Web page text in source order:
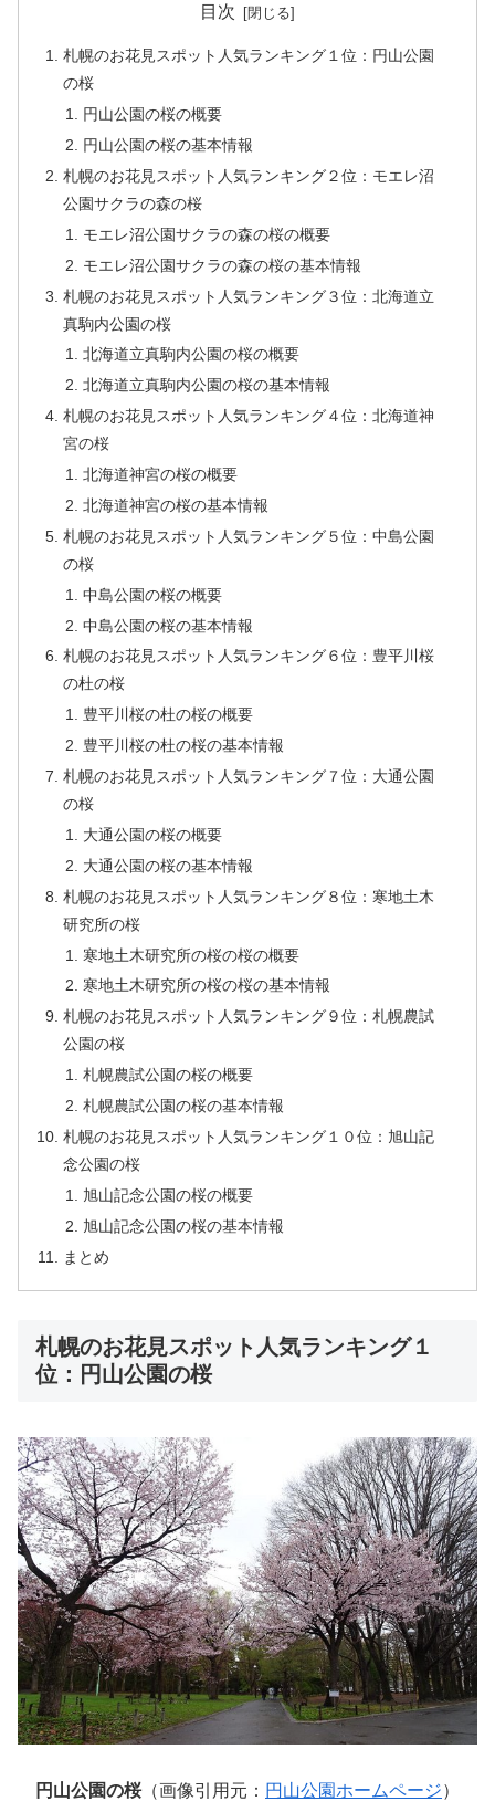
目次
札幌のお花見スポット人気ランキング１位：円山公園
の桜
円山公園の桜の概要
円山公園の桜の基本情報
札幌のお花見スポット人気ランキング２位：モエレ沼
公園サクラの森の桜
モエレ沼公園サクラの森の桜の概要
モエレ沼公園サクラの森の桜の基本情報
札幌のお花見スポット人気ランキング３位：北海道立
真駒内公園の桜
北海道立真駒内公園の桜の概要
北海道立真駒内公園の桜の基本情報
札幌のお花見スポット人気ランキング４位：北海道神
宮の桜
北海道神宮の桜の概要
北海道神宮の桜の基本情報
札幌のお花見スポット人気ランキング５位：中島公園
の桜
中島公園の桜の概要
中島公園の桜の基本情報
札幌のお花見スポット人気ランキング６位：豊平川桜
の杜の桜
豊平川桜の杜の桜の概要
豊平川桜の杜の桜の基本情報
札幌のお花見スポット人気ランキング７位：大通公園
の桜
大通公園の桜の概要
大通公園の桜の基本情報
札幌のお花見スポット人気ランキング８位：寒地土木
研究所の桜
寒地土木研究所の桜の桜の概要
寒地土木研究所の桜の桜の基本情報
札幌のお花見スポット人気ランキング９位：札幌農試
公園の桜
札幌農試公園の桜の概要
札幌農試公園の桜の基本情報
札幌のお花見スポット人気ランキング１０位：旭山記
念公園の桜
旭山記念公園の桜の概要
旭山記念公園の桜の基本情報
まとめ
札幌のお花見スポット人気ランキング１
位：円山公園の桜
円山公園の桜（画像引用元： 円山公園ホームページ）